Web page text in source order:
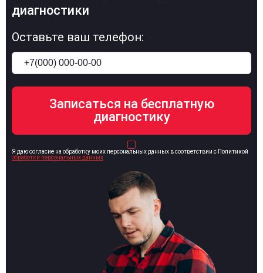
диагностики
Оставьте ваш телефон:
Я даю согласие на обработку моих персональных данных в соответствии с Политикой
обработки персональных данных